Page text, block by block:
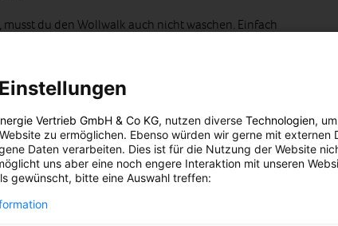
du den Wollwalk auch nicht waschen. Einfach
mit einer Bürste ausbürsten und den Anzug zum
gleich wie neu
Vertrieb GmbH & Co KG, nutzen diverse Technologien,
zu ermöglichen. Ebenso würden wir gerne mit externen
Daten verarbeiten. Dies ist für die Nutzung der Website
uns aber eine noch engere Interaktion mit unseren
gewünscht, bitte eine Auswahl treffen: